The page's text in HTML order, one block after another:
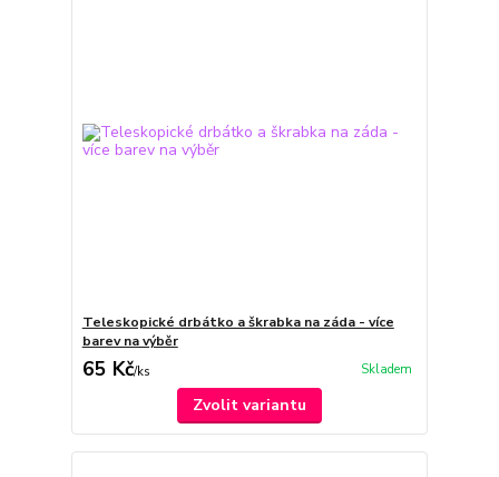
Teleskopické drbátko a škrabka na záda - více
barev na výběr
65 Kč/ks Skladem
Zvolit variantu